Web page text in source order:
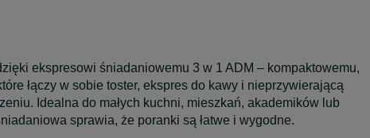
ekspresowi śniadaniowemu 3 w 1 ADM – kompaktowemu,
łączy w sobie toster, ekspres do kawy i nieprzywierającą
Idealna do małych kuchni, mieszkań, akademików lub
sprawia, że poranki są łatwe i wygodne.